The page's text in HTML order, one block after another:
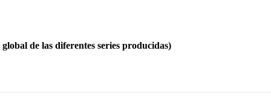
de las diferentes series producidas)